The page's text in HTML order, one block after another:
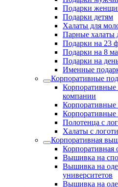
Подарки
Подарки детям
Халаты для
Парные халаты
Подарки на 23
Подарки на 8
Подарки на
Именные
Корпоративные
Корпоративные
компании
Корпоративные
Корпоративные
Полотенца с
Халаты с
Корпоративная
Корпоративная
Вышивка на
Вышивка на
университетов
Вышивка на